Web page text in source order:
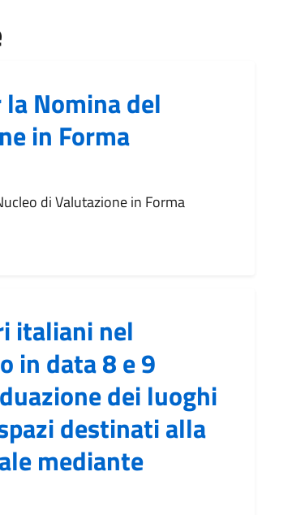
Nomina del
in Forma
di Valutazione in Forma
italiani nel
in data 8 e 9
dei luoghi
destinati alla
mediante